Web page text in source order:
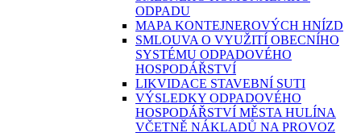
ODPADU
MAPA KONTEJNEROVÝCH HNÍZD
SMLOUVA O VYUŽITÍ OBECNÍHO
SYSTÉMU ODPADOVÉHO
HOSPODÁŘSTVÍ
LIKVIDACE STAVEBNÍ SUTI
VÝSLEDKY ODPADOVÉHO
HOSPODÁŘSTVÍ MĚSTA HULÍNA
VČETNĚ NÁKLADŮ NA PROVOZ